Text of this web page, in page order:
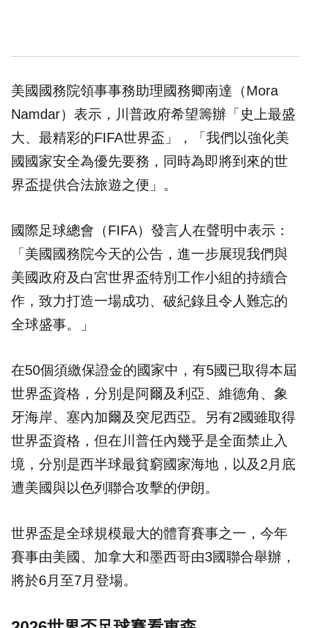
美國國務院領事事務助理國務卿南達（Mora
Namdar）表示，川普政府希望籌辦「史上最盛
大、最精彩的FIFA世界盃」，「我們以強化美
國國家安全為優先要務，同時為即將到來的世
界盃提供合法旅遊之便」。
國際足球總會（FIFA）發言人在聲明中表示：
「美國國務院今天的公告，進一步展現我們與
美國政府及白宮世界盃特別工作小組的持續合
作，致力打造一場成功、破紀錄且令人難忘的
全球盛事。」
在50個須繳保證金的國家中，有5國已取得本屆
世界盃資格，分別是阿爾及利亞、維德角、象
牙海岸、塞內加爾及突尼西亞。另有2國雖取得
世界盃資格，但在川普任內幾乎是全面禁止入
境，分別是西半球最貧窮國家海地，以及2月底
遭美國與以色列聯合攻擊的伊朗。
世界盃是全球規模最大的體育賽事之一，今年
賽事由美國、加拿大和墨西哥由3國聯合舉辦，
將於6月至7月登場。